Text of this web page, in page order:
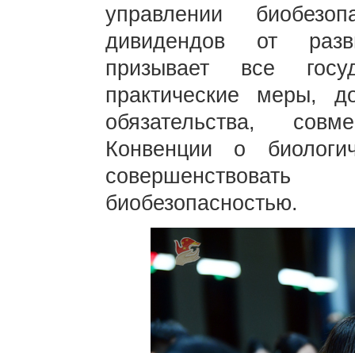
управлении
дивидендов от
призывает все
практические меры,
обязательства,
Конвенции о
биобезопасностью.